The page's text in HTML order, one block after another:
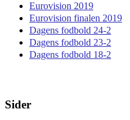
Eurovision 2019
Eurovision finalen 2019
Dagens fodbold 24-2
Dagens fodbold 23-2
Dagens fodbold 18-2
Sider